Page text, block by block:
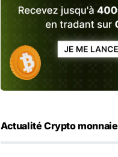
Actualité Crypto monnaie